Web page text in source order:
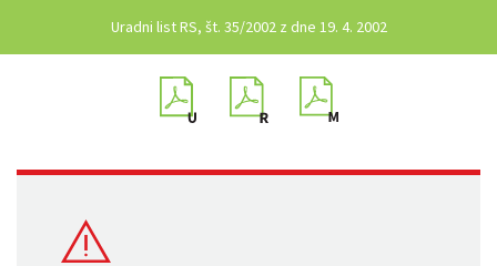
Uradni list RS, št. 35/2002 z dne 19. 4. 2002